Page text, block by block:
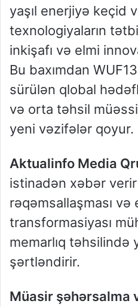
yaşıl enerjiyə keçid
texnologiyaların
inkişafı və elmi
Bu baxımdan
sürülən qlobal
və orta təhsil
yeni vəzifələr qoyur.
Aktualinfo Media
istinadən xəbər
rəqəmsallaşması və
transformasiyası
memarlıq təhsilində
şərtləndirir.
Müasir şəhərsalma